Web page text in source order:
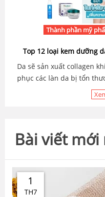
Thành phần mỹ
Top 12 loại kem dưỡng
Da sẽ sản xuất collagen
phục các làn da bị tổn
Bài viết
1
TH7